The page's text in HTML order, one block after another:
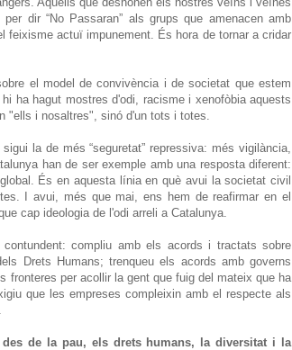
dir “No Passaran” als grups que amenacen amb
feixisme actuï impunement. És hora de tornar a cridar
el model de convivència i de societat que estem
ha hagut mostres d'odi, racisme i xenofòbia aquests
"ells i nosaltres", sinó d'un tots i totes.
la de més “seguretat” repressiva: més vigilància,
han de ser exemple amb una resposta diferent:
És en aquesta línia en què avui la societat civil
I avui, més que mai, ens hem de reafirmar en el
cap ideologia de l'odi arreli a Catalunya.
compliu amb els acords i tractats sobre
Drets Humans; trenqueu els acords amb governs
fronteres per acollir la gent que fuig del mateix que ha
que les empreses compleixin amb el respecte als
de la pau, els drets humans, la diversitat i la